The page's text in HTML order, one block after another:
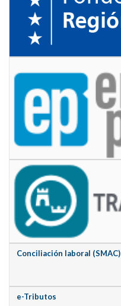
Conciliación laboral (SMAC)
e-Tributos